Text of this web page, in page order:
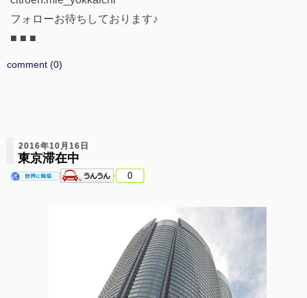
フォローお待ちしております♪
■ ■ ■
comment (0)
2016年10月16日
東京滞在中
0